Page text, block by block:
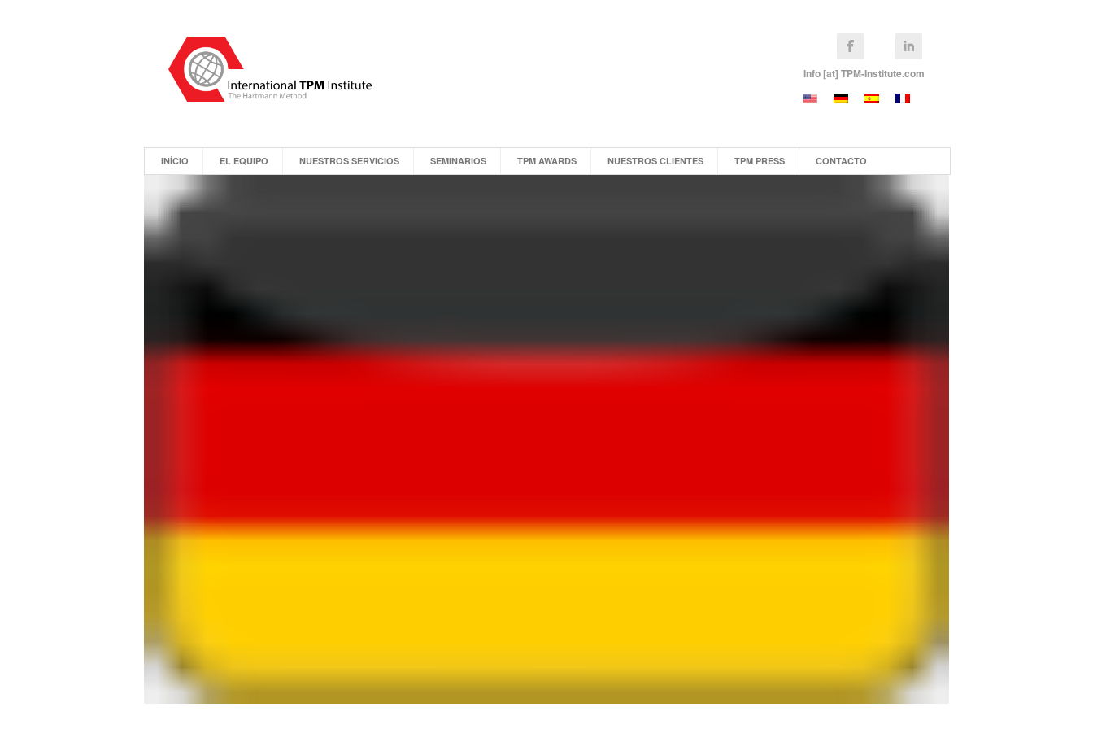
Info [at] TPM-Institute.com
INÍCIO EL EQUIPO NUESTROS SERVICIOS SEMINARIOS TPM AWARDS NUESTROS CLIENTES TPM PRESS CONTACTO